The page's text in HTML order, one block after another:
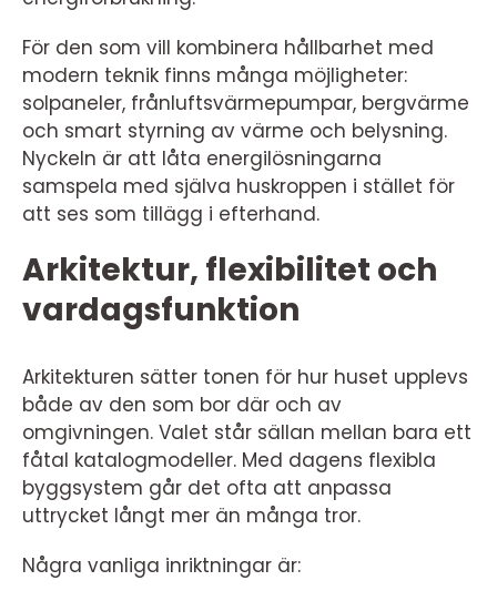
För den som vill kombinera hållbarhet med
modern teknik finns många möjligheter:
solpaneler, frånluftsvärmepumpar, bergvärme
och smart styrning av värme och belysning.
Nyckeln är att låta energilösningarna
samspela med själva huskroppen i stället för
att ses som tillägg i efterhand.
Arkitektur, flexibilitet och
vardagsfunktion
Arkitekturen sätter tonen för hur huset upplevs
både av den som bor där och av
omgivningen. Valet står sällan mellan bara ett
fåtal katalogmodeller. Med dagens flexibla
byggsystem går det ofta att anpassa
uttrycket långt mer än många tror.
Några vanliga inriktningar är: